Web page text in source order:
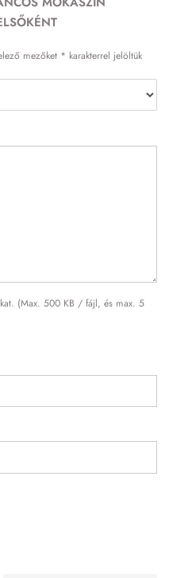
mezőket * karakterrel jelöltük
(Max. 500 KB / fájl, és max. 5